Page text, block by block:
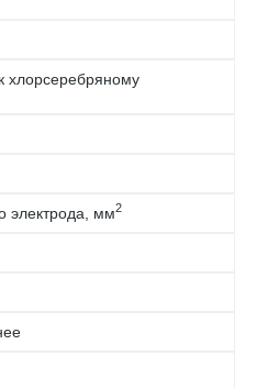
хлорсеребряному
электрода, мм2